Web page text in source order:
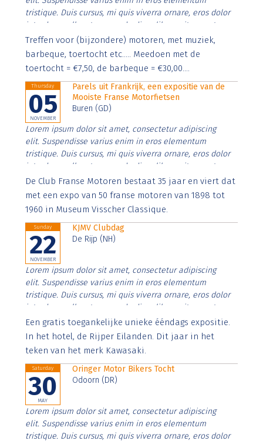
tristique. Duis cursus, mi quis viverra ornare, eros dolor
interdum nulla, ut commodo diam libero vitae erat.
Aenean faucibus nibh et justo cursus id rutrum lorem
imperdiet. Nunc ut sem vitae risus tristique posuere.
Treffen voor (bijzondere) motoren, met muziek,
barbeque, toertocht etc..... Meedoen met de
toertocht = €7,50, de barbeque = €30,00....
Thursday
05
NOVEMBER
Parels uit Frankrijk, een expositie van de
Mooiste Franse Motorfietsen
Buren (GD)
Lorem ipsum dolor sit amet, consectetur adipiscing
elit. Suspendisse varius enim in eros elementum
tristique. Duis cursus, mi quis viverra ornare, eros dolor
interdum nulla, ut commodo diam libero vitae erat.
Aenean faucibus nibh et justo cursus id rutrum lorem
imperdiet. Nunc ut sem vitae risus tristique posuere.
De Club Franse Motoren bestaat 35 jaar en viert dat
met een expo van 50 franse motoren van 1898 tot
1960 in Museum Visscher Classique.
Sunday
22
NOVEMBER
KJMV Clubdag
De Rijp (NH)
Lorem ipsum dolor sit amet, consectetur adipiscing
elit. Suspendisse varius enim in eros elementum
tristique. Duis cursus, mi quis viverra ornare, eros dolor
interdum nulla, ut commodo diam libero vitae erat.
Aenean faucibus nibh et justo cursus id rutrum lorem
imperdiet. Nunc ut sem vitae risus tristique posuere.
Een gratis toegankelijke unieke ééndags expositie.
In het hotel, de Rijper Eilanden. Dit jaar in het
teken van het merk Kawasaki.
Saturday
30
MAY
Oringer Motor Bikers Tocht
Odoorn (DR)
Lorem ipsum dolor sit amet, consectetur adipiscing
elit. Suspendisse varius enim in eros elementum
tristique. Duis cursus, mi quis viverra ornare, eros dolor